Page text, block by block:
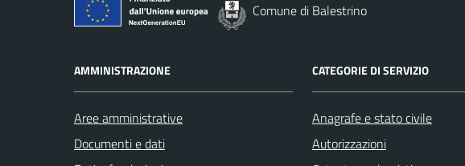
Comune di Balestrino
AMMINISTRAZIONE
Aree amministrative
Documenti e dati
CATEGORIE DI SERVIZIO
Anagrafe e stato civile
Autorizzazioni